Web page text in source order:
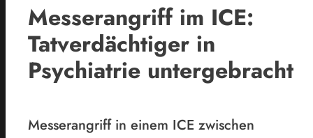
Messerangriff im ICE:
Tatverdächtiger in
Psychiatrie untergebracht
Messerangriff in einem ICE zwischen